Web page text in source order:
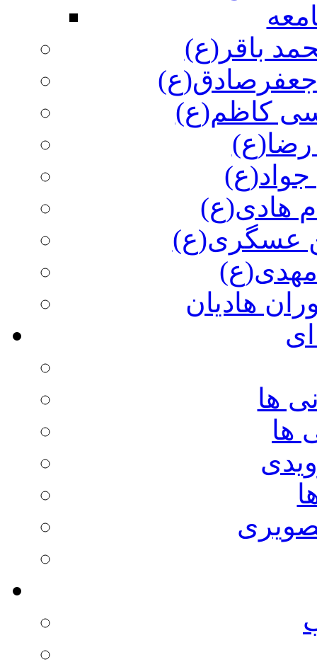
باقر(ع)
جعفرصادق(ع)
کاظم(ع)
هادی(ع)
عسگری(ع)
هادیان
ها
ها